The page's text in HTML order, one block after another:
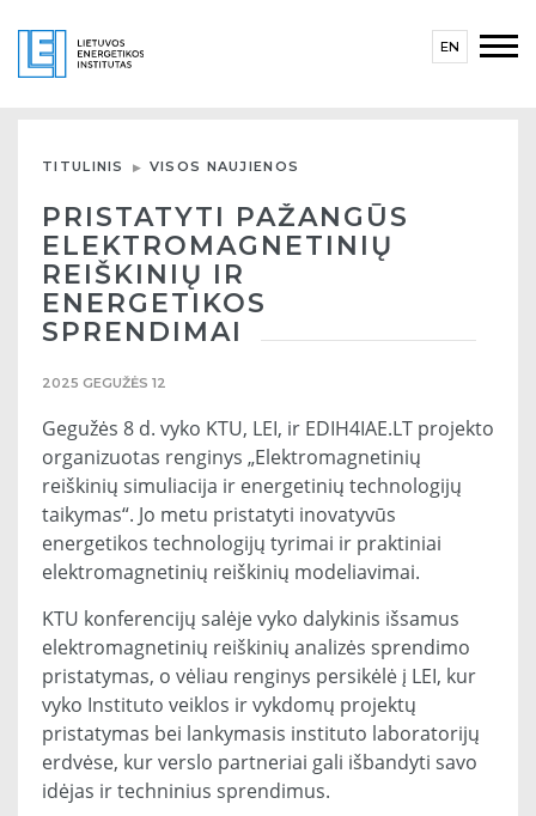
EN
TITULINIS VISOS NAUJIENOS
PRISTATYTI PAŽANGŪS
ELEKTROMAGNETINIŲ
REIŠKINIŲ IR
ENERGETIKOS
SPRENDIMAI
2025 GEGUŽĖS 12
Gegužės 8 d. vyko KTU, LEI, ir EDIH4IAE.LT projekto
organizuotas renginys „Elektromagnetinių
reiškinių simuliacija ir energetinių technologijų
taikymas“. Jo metu pristatyti inovatyvūs
energetikos technologijų tyrimai ir praktiniai
elektromagnetinių reiškinių modeliavimai.
KTU konferencijų salėje vyko dalykinis išsamus
elektromagnetinių reiškinių analizės sprendimo
pristatymas, o vėliau renginys persikėlė į LEI, kur
vyko Instituto veiklos ir vykdomų projektų
pristatymas bei lankymasis instituto laboratorijų
erdvėse, kur verslo partneriai gali išbandyti savo
idėjas ir techninius sprendimus.